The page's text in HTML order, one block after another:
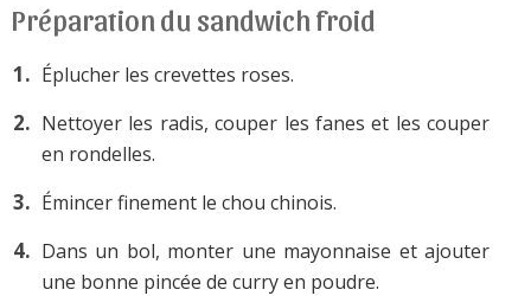
Préparation du sandwich froid
Éplucher les crevettes roses.
Nettoyer les radis, couper les fanes et les couper
en rondelles.
Émincer finement le chou chinois.
Dans un bol, monter une mayonnaise et ajouter
une bonne pincée de curry en poudre.